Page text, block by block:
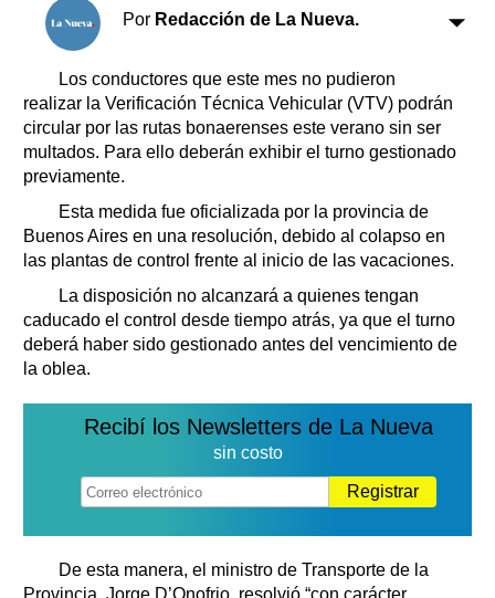
Horóscopo
Suplementos
Servicios
Farmacias
Transportes
Loterías
Datos Útiles
Edictos
Teléfonos de urgencia
Por Redacción de La Nueva.
Los conductores que este mes no pudieron
realizar la Verificación Técnica Vehicular (VTV) podrán
circular por las rutas bonaerenses este verano sin ser
multados. Para ello deberán exhibir el turno gestionado
previamente.
Esta medida fue oficializada por la provincia de
Buenos Aires en una resolución, debido al colapso en
las plantas de control frente al inicio de las vacaciones.
La disposición no alcanzará a quienes tengan
caducado el control desde tiempo atrás, ya que el turno
deberá haber sido gestionado antes del vencimiento de
la oblea.
Recibí los Newsletters de La Nueva
sin costo
Registrar
De esta manera, el ministro de Transporte de la
Provincia, Jorge D’Onofrio, resolvió “con carácter